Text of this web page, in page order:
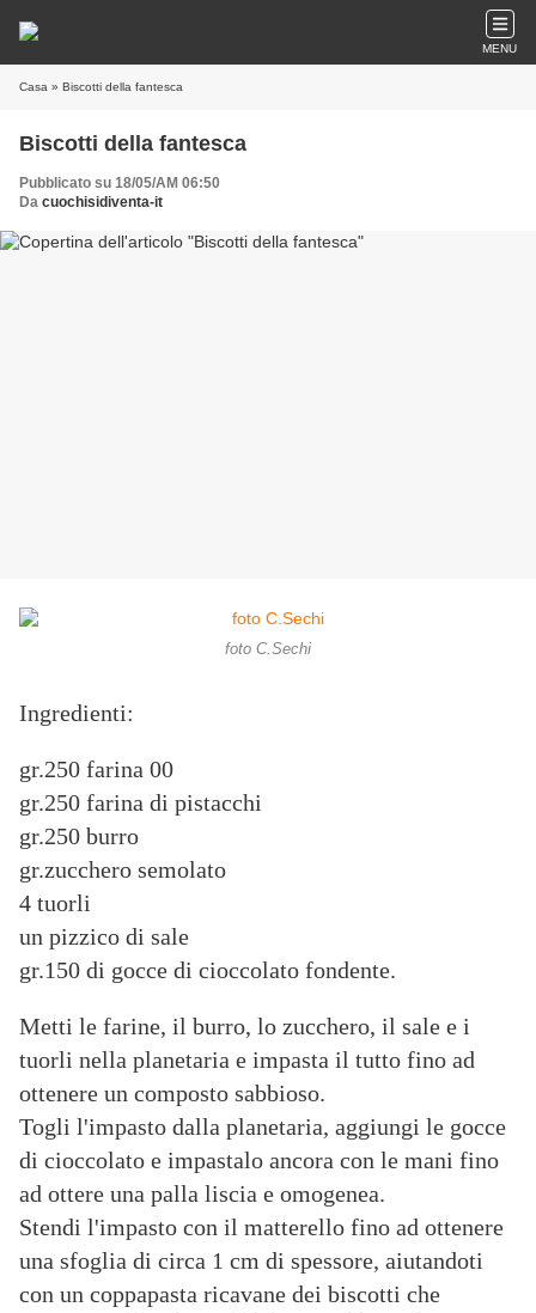
MENU
Casa » Biscotti della fantesca
Biscotti della fantesca
Pubblicato su 18/05/AM 06:50
Da cuochisidiventa-it
foto C.Sechi
Ingredienti:
gr.250 farina 00
gr.250 farina di pistacchi
gr.250 burro
gr.zucchero semolato
4 tuorli
un pizzico di sale
gr.150 di gocce di cioccolato fondente.
Metti le farine, il burro, lo zucchero, il sale e i
tuorli nella planetaria e impasta il tutto fino ad
ottenere un composto sabbioso.
Togli l'impasto dalla planetaria, aggiungi le gocce
di cioccolato e impastalo ancora con le mani fino
ad ottere una palla liscia e omogenea.
Stendi l'impasto con il matterello fino ad ottenere
una sfoglia di circa 1 cm di spessore, aiutandoti
con un coppapasta ricavane dei biscotti che